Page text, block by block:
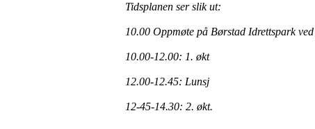
Tidsplanen ser slik ut:
10.00 Oppmøte på Børstad Idrettspark
10.00-12.00: 1. økt
12.00-12.45: Lunsj
12-45-14.30: 2. økt.